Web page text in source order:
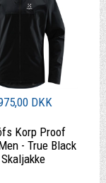
DKK
Korp Proof
- True Black